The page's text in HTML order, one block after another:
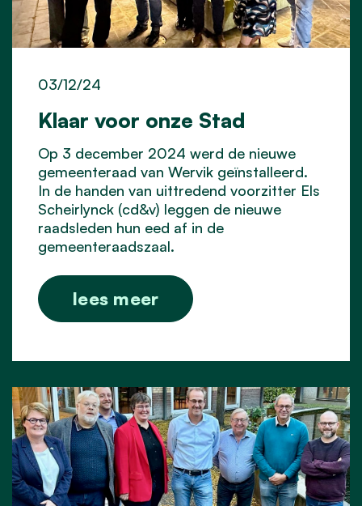
Klaar voor onze Stad
03/12/24
Op 3 december 2024 werd de nieuwe
gemeenteraad van Wervik geïnstalleerd.
In de handen van uittredend voorzitter Els
Scheirlynck (cd&v) leggen de nieuwe
raadsleden hun eed af in de
gemeenteraadszaal.
lees meer